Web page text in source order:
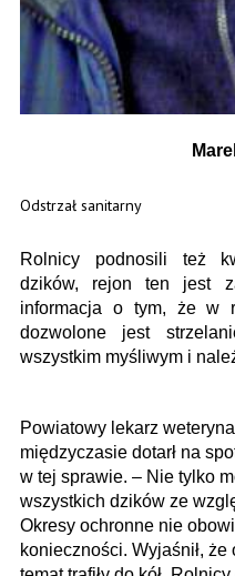
Odstrzał sanitarny
Rolnicy podnosili też
dzików, rejon ten jest
informacja o tym, że w
dozwolone jest
wszystkim myśliwym i
Powiatowy lekarz
międzyczasie dotarł na
w tej sprawie. – Nie tylko
wszystkich dzików ze
Okresy ochronne nie
konieczności. Wyjaśnił,